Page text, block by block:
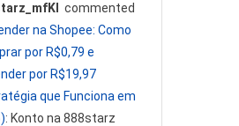
commented
na Shopee: Como
por R$0,79 e
por R$19,97
que Funciona em
: Konto na 888starz